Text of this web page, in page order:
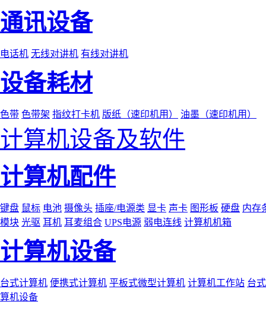
通讯设备
电话机 无线对讲机 有线对讲机
设备耗材
色带 色带架 指纹打卡机 版纸（速印机用） 油墨（速印机用）
计算机设备及软件
计算机配件
键盘 鼠标 电池 摄像头 插座/电源类 显卡 声卡 图形板 硬盘 内存
模块 光驱 耳机 耳麦组合 UPS电源 弱电连线 计算机机箱
计算机设备
台式计算机 便携式计算机 平板式微型计算机 计算机工作站 台
算机设备